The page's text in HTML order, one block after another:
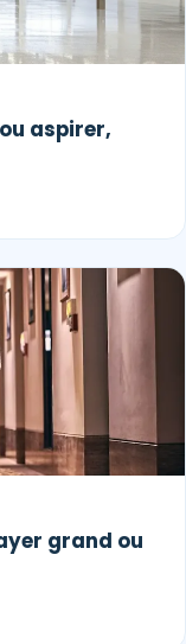
aspirer,
grand ou